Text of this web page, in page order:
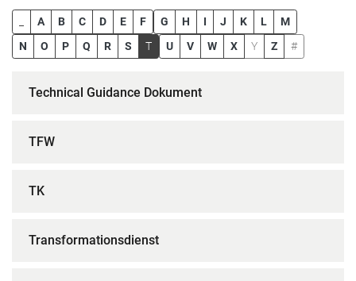
A B C D E F G H I J K L
M
N
O P Q R S T U V W X Y Z #
Technical Guidance Dokument
TFW
TK
Transformationsdienst